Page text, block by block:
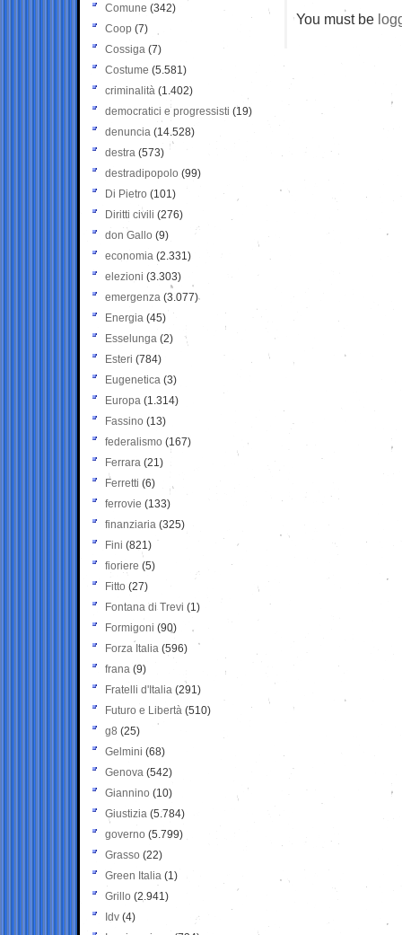
You must be
Comune (342)
Coop (7)
Cossiga (7)
Costume (5.581)
criminalità (1.402)
democratici e progressisti (19)
denuncia (14.528)
destra (573)
destradipopolo (99)
Di Pietro (101)
Diritti civili (276)
don Gallo (9)
economia (2.331)
elezioni (3.303)
emergenza (3.077)
Energia (45)
Esselunga (2)
Esteri (784)
Eugenetica (3)
Europa (1.314)
Fassino (13)
federalismo (167)
Ferrara (21)
Ferretti (6)
ferrovie (133)
finanziaria (325)
Fini (821)
fioriere (5)
Fitto (27)
Fontana di Trevi (1)
Formigoni (90)
Forza Italia (596)
frana (9)
Fratelli d'Italia (291)
Futuro e Libertà (510)
g8 (25)
Gelmini (68)
Genova (542)
Giannino (10)
Giustizia (5.784)
governo (5.799)
Grasso (22)
Green Italia (1)
Grillo (2.941)
Idv (4)